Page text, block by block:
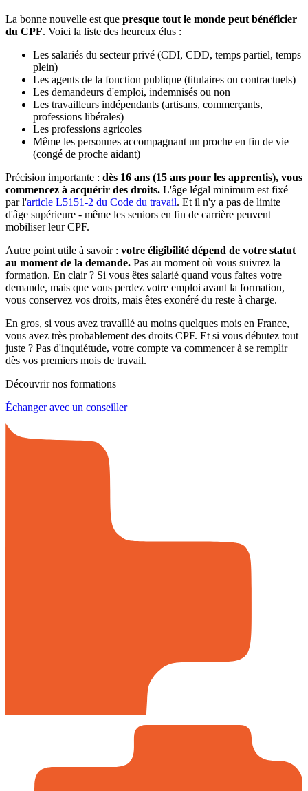
La bonne nouvelle est que presque tout le monde peut bénéficier
du CPF. Voici la liste des heureux élus :
Les salariés du secteur privé (CDI, CDD, temps partiel, temps
plein)
Les agents de la fonction publique (titulaires ou contractuels)
Les demandeurs d'emploi, indemnisés ou non
Les travailleurs indépendants (artisans, commerçants,
professions libérales)
Les professions agricoles
Même les personnes accompagnant un proche en fin de vie
(congé de proche aidant)
Précision importante : dès 16 ans (15 ans pour les apprentis), vous
commencez à acquérir des droits. L'âge légal minimum est fixé
par l'article L5151-2 du Code du travail. Et il n'y a pas de limite
d'âge supérieure - même les seniors en fin de carrière peuvent
mobiliser leur CPF.
Autre point utile à savoir : votre éligibilité dépend de votre statut
au moment de la demande. Pas au moment où vous suivrez la
formation. En clair ? Si vous êtes salarié quand vous faites votre
demande, mais que vous perdez votre emploi avant la formation,
vous conservez vos droits, mais êtes exonéré du reste à charge.
En gros, si vous avez travaillé au moins quelques mois en France,
vous avez très probablement des droits CPF. Et si vous débutez tout
juste ? Pas d'inquiétude, votre compte va commencer à se remplir
dès vos premiers mois de travail.
Découvrir nos formations
Échanger avec un conseiller